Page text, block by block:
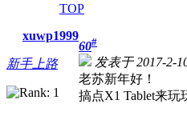
TOP
xuwp1999
新手上路
60#
发表于 2017-2-
老苏新年好！
搞点X1 Tablet来玩